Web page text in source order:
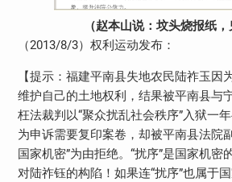
（赵本山说：坟头烧报纸，
（2013/8/3）权利运动发布：
【提示：福建平南县失地农民陆祚玉因
维护自己的土地权利，结果被平南县与
枉法裁判以“聚众扰乱社会秩序”入狱一
为申诉需要复印案卷，却被平南县法院
国家机密”为由拒绝。“扰序”是国家机密
对陆祚钰的构陷！如果连“扰序”也属于